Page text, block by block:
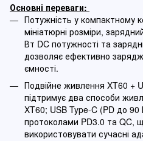
Основні переваги:
Потужність у компактному
мініатюрні розміри,
Вт DC потужності та
дозволяє ефективно
ємності.
Подвійне живлення XT60 +
підтримує два способи
XT60; USB Type-C (PD до 90
протоколами PD3.0 та QC,
використовувати сучасні